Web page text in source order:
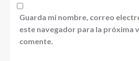
Guarda mi nombre, correo
este navegador para la próxima
comente.